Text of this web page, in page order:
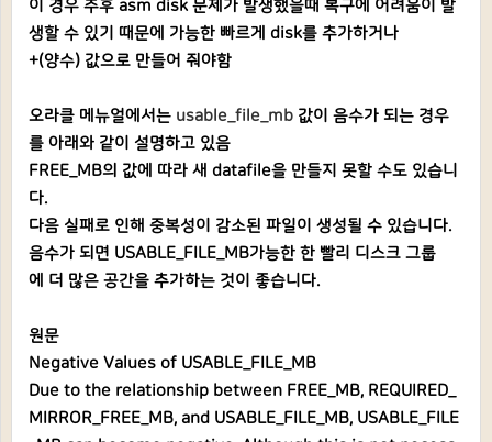
이 경우 추후 asm disk 문제가 발생했을때 복구에 어려움이 발
생할 수 있기 때문에 가능한 빠르게 disk를 추가하거나
+(양수) 값으로 만들어 줘야함
오라클 메뉴얼에서는 usable_file_mb 값이 음수가 되는 경우
를 아래와 같이 설명하고 있음
FREE_MB의 값에 따라 새 datafile을 만들지 못할 수도 있습니
다.
다음 실패로 인해 중복성이 감소된 파일이 생성될 수 있습니다.
음수가 되면 USABLE_FILE_MB가능한 한 빨리 디스크 그룹
에 더 많은 공간을 추가하는 것이 좋습니다.
원문
Negative Values of USABLE_FILE_MB
Due to the relationship between FREE_MB, REQUIRED_
MIRROR_FREE_MB, and USABLE_FILE_MB, USABLE_FILE